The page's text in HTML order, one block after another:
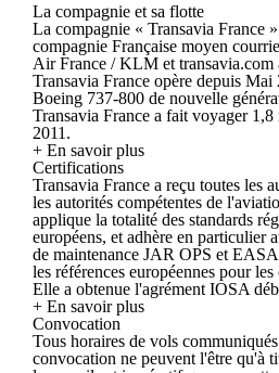
La compagnie et sa flotte
La compagnie « Transavia France
compagnie Française moyen
Air France / KLM et transavia.com
Transavia France opère depuis
Boeing 737-800 de nouvelle
Transavia France a fait voyager 1,8
2011.
+ En savoir plus
Certifications
Transavia France a reçu toutes les
les autorités compétentes de
applique la totalité des standards
européens, et adhère en particulier
de maintenance JAR OPS et
les références européennes pour
Elle a obtenue l'agrément IOSA
+ En savoir plus
Convocation
Tous horaires de vols
convocation ne peuvent l'être qu'à